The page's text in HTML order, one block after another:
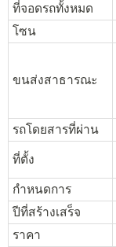
ที่จอดรถทั้งหมด
โซน
ขนส่งสาธารณะ
รถโดยสารที่ผ่าน
ที่ตั้ง
กำหนดการ
ปีที่สร้างเสร็จ
ราคา